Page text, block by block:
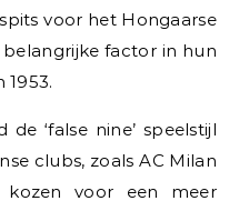
voor het Hongaarse
factor in hun
‘false nine’ speelstijl
clubs, zoals AC Milan
kozen voor een meer